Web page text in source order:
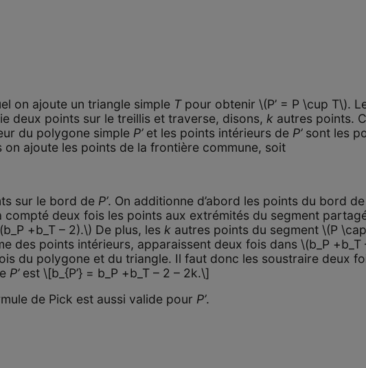
on ajoute un triangle simple Tpour obtenir \(P’ = P \cup T\).
deux points sur le treillis et traverse, disons,k autres points.
du polygone simple P’et les points intérieurs de P’sont les
ajoute les points de la frontière commune, soit
sur le bord de P’. On additionne d’abord les points du bord de
compté deux fois les points aux extrémités du segment
+b_T – 2).\) De plus, lesk autres points du segment \(P
des points intérieurs, apparaissent deux fois dans \(b_P +b_T
du polygone et du triangle. Il faut donc les soustraire deux
P’est \[b_{P’} = b_P +b_T – 2 – 2k.\]
de Pick est aussi valide pour P’.